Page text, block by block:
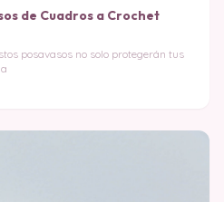
de Cuadros a Crochet
posavasos no solo protegerán tus